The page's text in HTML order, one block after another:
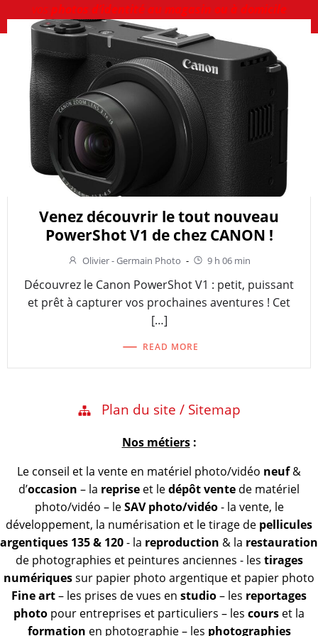
vos photos d’identité au magasin ou à domicile
Venez découvrir le tout nouveau
PowerShot V1 de chez CANON !
Olivier - Germain Photo - 9 h 06 min
Découvrez le Canon PowerShot V1 : petit, puissant
et prêt à capturer vos prochaines aventures ! Cet
[…]
READ MORE
Plan du site / Sitemap
Nos métiers:
Le conseil et la vente en matériel photo/vidéo neuf&
d’occasion – la reprise et ledépôt vente de matériel
photo/vidéo – leSAV photo/vidéo- la vente, le
développement, la numérisation et le tirage de pellicules
argentiques 135 & 120- la reproduction & la restauration
de photographies et peintures anciennes - les tirages
numériquessur papier photo argentique et papier photo
Fine art– les prises de vues en studio– les reportages
photo pour entreprises et particuliers – les cours et la
formation en photographie – les photographies